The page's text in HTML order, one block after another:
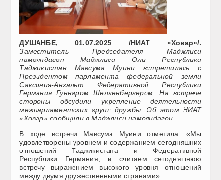
ДУШАНБЕ, 01.07.2025 /НИАТ «Ховар»/.
Заместитель Председателя Маджлиси
намояндагон Маджлиси Оли Республики
Таджикистан Мавсума Муини встретилась с
Президентом парламента федеральной земли
Саксония-Анхальт Федеративной Республики
Германия Гуннаром Шелленбергером. На встрече
стороны обсудили укрепление деятельности
межпарламентских групп дружбы. Об этом НИАТ
«Ховар» сообщили в Маджлиси намояндагон
В ходе встречи Мавсума Муини отметила: «Мы
удовлетворены уровнем и содержанием сегодняшних
отношений Таджикистана и Федеративной
Республики Германия, и считаем сегодняшнюю
встречу выражением высокого уровня отношений
между двумя дружественными странами».